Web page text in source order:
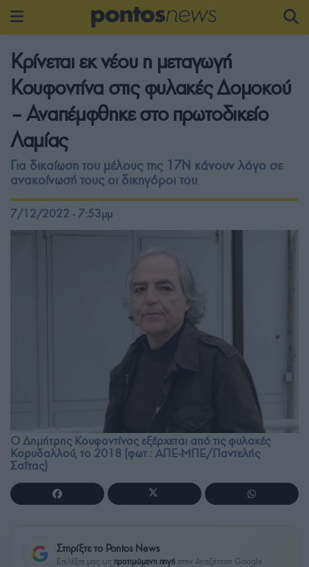
Κρίνεται εκ νέου η μεταγωγή
Κουφοντίνα στις φυλακές Δομοκού
– Αναπέμφθηκε στο πρωτοδικείο
Λαμίας
Για δικαίωση του μέλους της 17Ν κάνουν λόγο σε
ανακοίνωσή τους οι δικηγόροι του
7/12/2022 - 7:53μμ
Ο Δημήτρης Κουφοντίνας εξέρχεται από τις φυλακές
Κορυδαλλού, το 2018 (φωτ.: ΑΠΕ-ΜΠΕ/Παντελής
Σαΐτας)
Στηρίξτε το Pontos News
Επιλέξτε μας ως προτιμώμενη πηγή στην Αναζήτηση Google